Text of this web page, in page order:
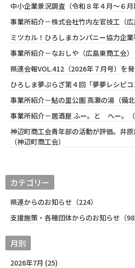
中小企業景況調査（令和８年４月～６
事業所紹介－株式会社竹内左官技工（広
ミツカル！ひろしまカンパニー協力企
事業所紹介－なおしや（広島東商工会）
県連会報VOL.412（2026年７月号）を
ひろしま夢ぷらざ第４回「夢夢レシピコ
事業所紹介－鮎の里公園 高瀬の湯（備北
事業所紹介－居酒屋 ふー。と へー。（
神辺町商工会青年部の活動が評価。井
（神辺町商工会）
カテゴリー
県連からのお知らせ（224）
支援施策・各種団体からのお知らせ（98
月別
2026年7月 (25)